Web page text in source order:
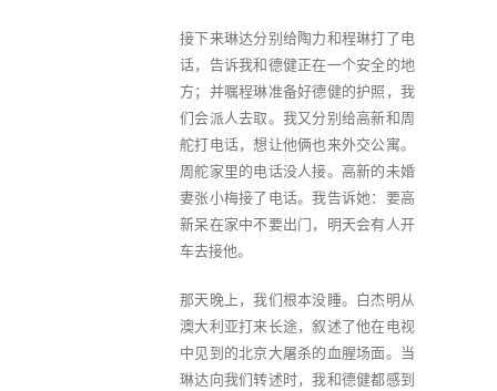
接下来琳达分别给陶力和程琳打了电
话，告诉我和德健正在一个安全的地
方；并嘱程琳准备好德健的护照，我
们会派人去取。我又分别给高新和周
舵打电话，想让他俩也来外交公寓。
周舵家里的电话没人接。高新的未婚
妻张小梅接了电话。我告诉她：要高
新呆在家中不要出门，明天会有人开
车去接他。
那天晚上，我们根本没睡。白杰明从
澳大利亚打来长途，叙述了他在电视
中见到的北京大屠杀的血腥场面。当
琳达向我们转述时，我和德健都感到